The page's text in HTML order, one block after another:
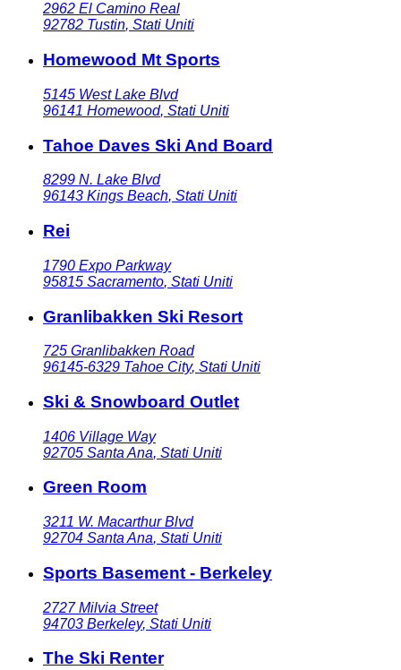
2962 El Camino Real
92782 Tustin, Stati Uniti
Homewood Mt Sports
5145 West Lake Blvd
96141 Homewood, Stati Uniti
Tahoe Daves Ski And Board
8299 N. Lake Blvd
96143 Kings Beach, Stati Uniti
Rei
1790 Expo Parkway
95815 Sacramento, Stati Uniti
Granlibakken Ski Resort
725 Granlibakken Road
96145-6329 Tahoe City, Stati Uniti
Ski & Snowboard Outlet
1406 Village Way
92705 Santa Ana, Stati Uniti
Green Room
3211 W. Macarthur Blvd
92704 Santa Ana, Stati Uniti
Sports Basement - Berkeley
2727 Milvia Street
94703 Berkeley, Stati Uniti
The Ski Renter